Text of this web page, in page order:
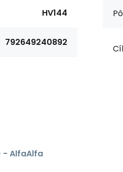
HV144
792649240892
- AlfaAlfa